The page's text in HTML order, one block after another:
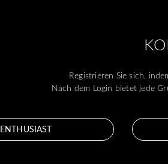
Registrieren Sie sich,
Nach dem Login bietet jede
ENTHUSIAST